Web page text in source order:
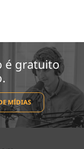
é gratuito
MÍDIAS